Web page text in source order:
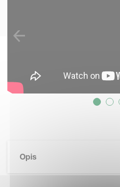
Opis